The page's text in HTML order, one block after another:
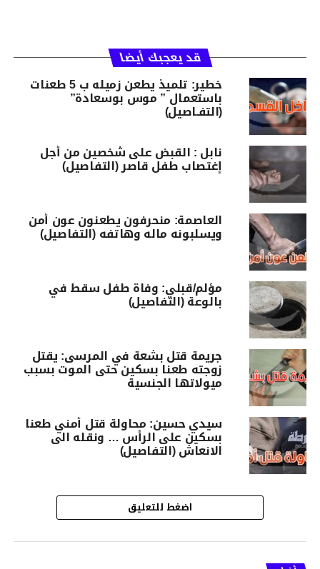
قد يعجبك أيضا
خطير: تلميذ يطعن زميله ب 5 طعنات
باستعمال ” موس بوسعادة”
(التفـاصيل)
نابل : القبض على شخصين من أجل
إغتصاب طفل قاصر (التفاصيل)
العاصمة: منحرفون يطعنون عون أمن
ويسلبونه ماله وهاتفه (التفاصيل)
مؤلم/قبلي: وفاة طفل سقط في
بالوعة (التفاصيل)
جريمة قتل بشعة في المرسى: يقتل
زوجته طعنا بسكين حتى الموت بسبب
ميولاتها الجنسية
سيدي حسين: محاولة قتل أمني طعنا
بسكين على الرأس … ونقله الى
الانعاش (التفاصيل)
اضغط للتعليق